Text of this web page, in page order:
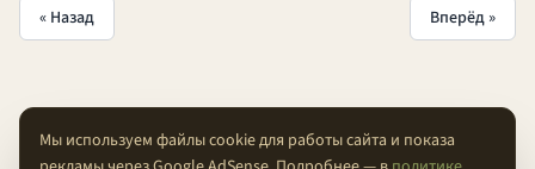
« Назад Вперёд »
Мы используем файлы cookie для работы сайта и показа